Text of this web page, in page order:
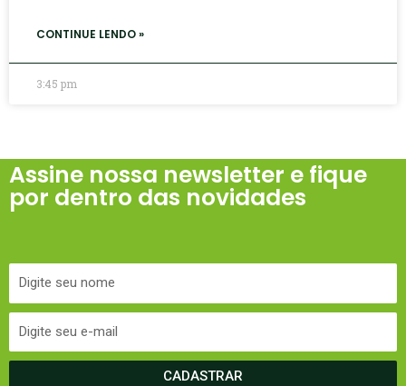
CONTINUE LENDO »
3:45 pm
Assine nossa newsletter e fique
por dentro das novidades
CADASTRAR